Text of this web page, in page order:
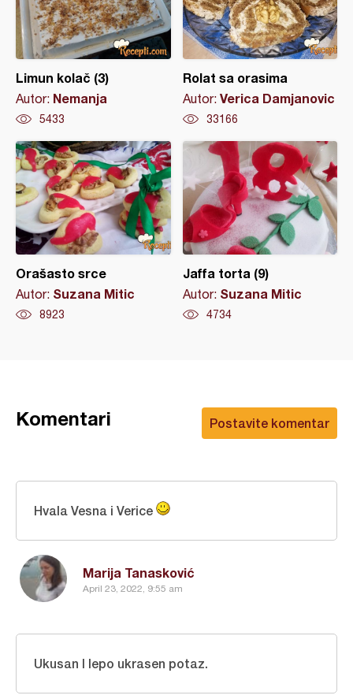
Limun kolač (3)
Autor: Nemanja
5433
Rolat sa orasima
Autor: Verica Damjanovic
33166
Orašasto srce
Autor: Suzana Mitic
8923
Jaffa torta (9)
Autor: Suzana Mitic
4734
Postavite komentar
Komentari
Marija Tanasković
April 23, 2022, 9:55 am
Hvala Vesna i Verice
Ukusan I lepo ukrasen potaz.